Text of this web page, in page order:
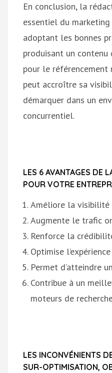
En conclusion, la
essentiel du
adoptant les bonnes
produisant un
pour le référencement
peut accroître sa
démarquer dans un
concurrentiel.
LES 6 AVANTAGES DE
POUR VOTRE
Améliore la visibilité
Augmente le trafic
Renforce la
Optimise
Permet d’atteindre
Contribue à un
moteurs de
LES INCONVÉNIENTS
SUR-OPTIMISATION,